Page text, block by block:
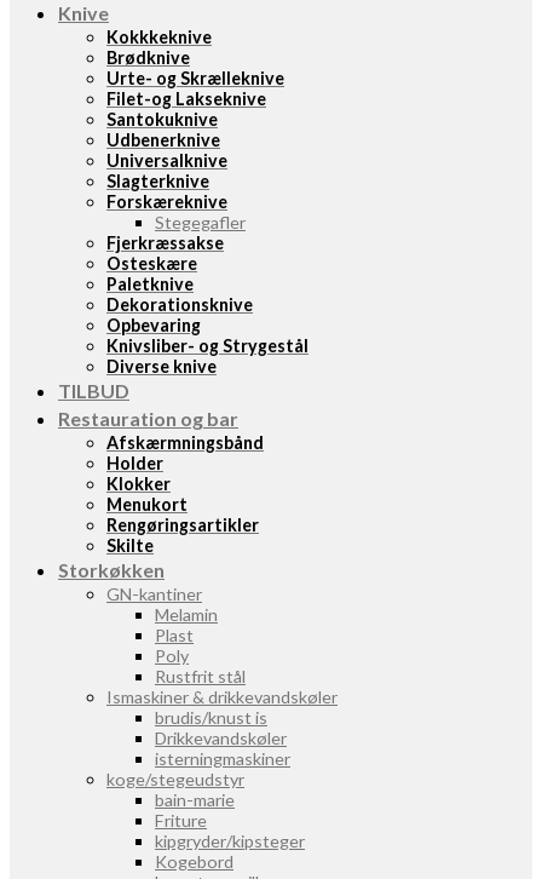
Knive
Kokkkeknive
Brødknive
Urte- og Skrælleknive
Filet-og Lakseknive
Santokuknive
Udbenerknive
Universalknive
Slagterknive
Forskæreknive
Stegegafler
Fjerkræssakse
Osteskære
Paletknive
Dekorationsknive
Opbevaring
Knivsliber- og Strygestål
Diverse knive
TILBUD
Restauration og bar
Afskærmningsbånd
Holder
Klokker
Menukort
Rengøringsartikler
Skilte
Storkøkken
GN-kantiner
Melamin
Plast
Poly
Rustfrit stål
Ismaskiner & drikkevandskøler
brudis/knust is
Drikkevandskøler
isterningmaskiner
koge/stegeudstyr
bain-marie
Friture
kipgryder/kipsteger
Kogebord